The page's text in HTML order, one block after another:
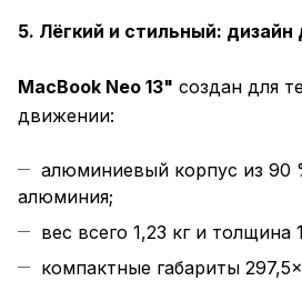
5. Лёгкий и стильный:
MacBook Neo 13" создан для
движении:
алюминиевый корпус из 90
алюминия;
вес всего 1,23 кг и толщина
компактные габариты